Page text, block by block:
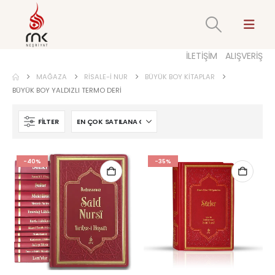
İLETİŞİM ALIŞVERİŞ
MAĞAZA RISALE-I NUR
BÜYÜK BOY KITAPLAR
BÜYÜK BOY YALDIZLI TERMO DERI
FILTER
-40% -35%